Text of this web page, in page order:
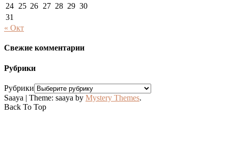
24 25 26 27 28 29 30
31
« Окт
Свежие комментарии
Рубрики
Рубрики
Saaya | Theme: saaya by Mystery Themes.
Back To Top